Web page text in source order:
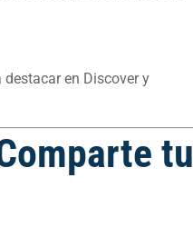
en Discover y
tu